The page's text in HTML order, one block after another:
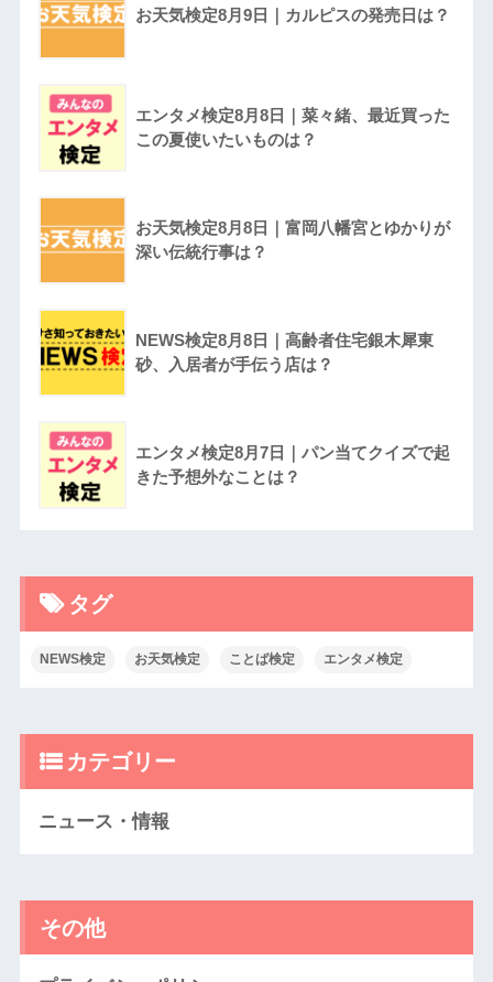
お天気検定8月9日｜カルピスの発売日は？
エンタメ検定8月8日｜菜々緒、最近買った
この夏使いたいものは？
お天気検定8月8日｜富岡八幡宮とゆかりが
深い伝統行事は？
NEWS検定8月8日｜高齢者住宅銀木犀東
砂、入居者が手伝う店は？
エンタメ検定8月7日｜パン当てクイズで起
きた予想外なことは？
タグ
NEWS検定 お天気検定 ことば検定 エンタメ検定
カテゴリー
ニュース・情報
その他